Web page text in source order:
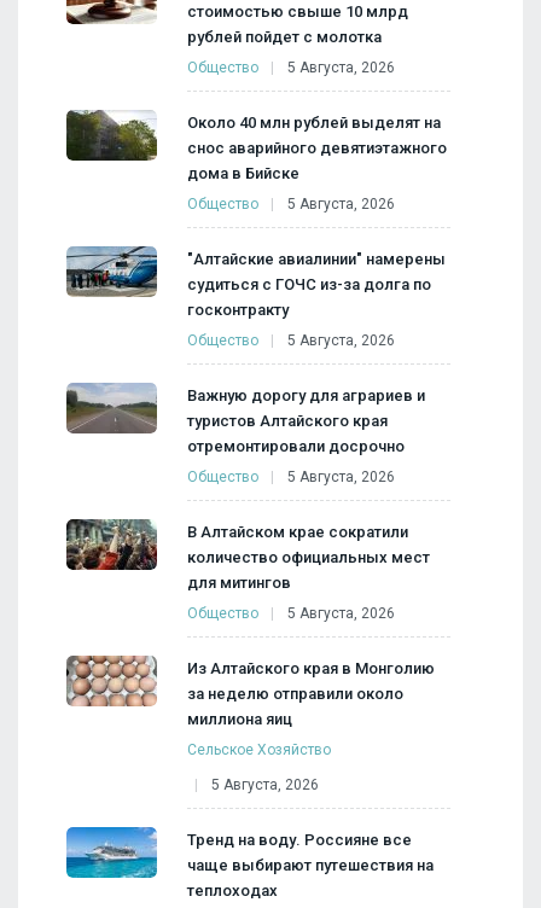
стоимостью свыше 10 млрд
рублей пойдет с молотка
Общество 5 Августа, 2026
Около 40 млн рублей выделят на
снос аварийного девятиэтажного
дома в Бийске
Общество 5 Августа, 2026
"Алтайские авиалинии" намерены
судиться с ГОЧС из-за долга по
госконтракту
Общество 5 Августа, 2026
Важную дорогу для аграриев и
туристов Алтайского края
отремонтировали досрочно
Общество 5 Августа, 2026
В Алтайском крае сократили
количество официальных мест
для митингов
Общество 5 Августа, 2026
Из Алтайского края в Монголию
за неделю отправили около
миллиона яиц
Сельское Хозяйство
5 Августа, 2026
Тренд на воду. Россияне все
чаще выбирают путешествия на
теплоходах